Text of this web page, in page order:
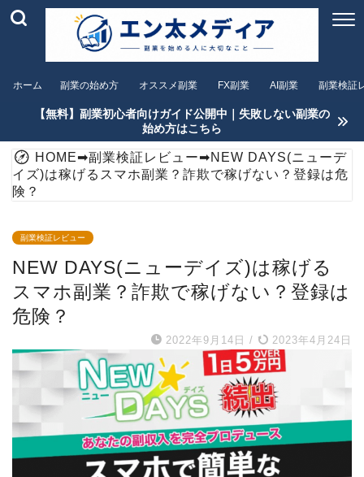
ホーム 副業の始め方 オススメ副業 FX副業 AI副業 副業検証
【無料】副業初心者向けガイド公開中｜失敗しない副業の
始め方はこちら
HOME➡副業検証レビュー➡NEW DAYS(ニューデ
イズ)は稼げるスマホ副業？詐欺で稼げない？登録は危
険？
副業検証レビュー
NEW DAYS(ニューデイズ)は稼げる
スマホ副業？詐欺で稼げない？登録は
危険？
2022年9月14日 / 2023年4月24日